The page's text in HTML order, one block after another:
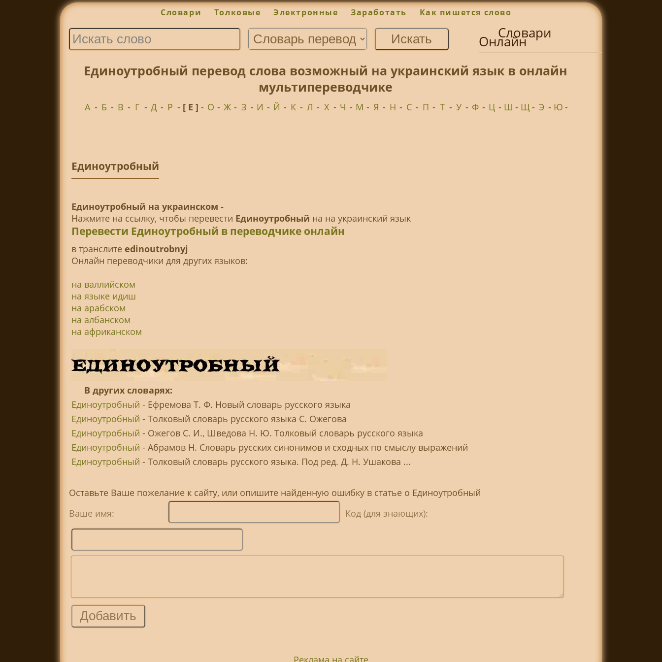
Словари Толковые Электронные Заработать Как пишется слово
Словари
Онлайн
Единоутробный перевод слова возможный на украинский язык в онлайн
мультипереводчике
А - Б - В - Г - Д - Р - [ Е ] - О - Ж - З - И - Й - К - Л - Х - Ч - М - Я - Н - С - П - Т - У - Ф - Ц - Ш - Щ- Э - Ю-
Единоутробный
Единоутробный на украинском -
Нажмите на ссылку, чтобы перевести Единоутробный на на украинский язык
Перевести Единоутробный в переводчике онлайн
в транслитe edinoutrobnyj
Онлайн переводчики для других языков:
на валлийском
на языке идиш
на арабском
на албанском
на африканском
В других словарях:
Единоутробный - Ефремова Т. Ф. Новый словарь русского языка
Единоутробный - Толковый словарь русского языка С. Ожегова
Единоутробный - Ожегов С. И., Шведова Н. Ю. Толковый словарь русского языка
Единоутробный - Абрамов Н. Словарь русских синонимов и сходных по смыслу выражений
Единоутробный - Толковый словарь русского языка. Под ред. Д. Н. Ушакова ...
Оставьте Ваше пожелание к сайту, или опишите найденную ошибку в статье о Единоутробный
Ваше имя:
Код (для знающих):
Реклама на сайте